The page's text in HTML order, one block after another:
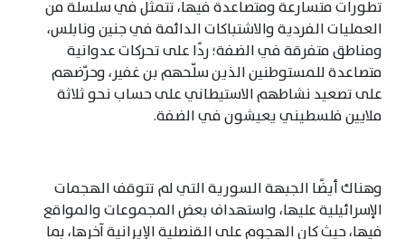
تطورات متسارعة ومتصاعدة فيها، تتمثل في سلسلة من
العمليات الفردية والاشتباكات الدائمة في جنين ونابلس،
ومناطق متفرقة في الضفة؛ ردًا على تحركات عدوانية
متصاعدة للمستوطنين الذين سلّحهم بن غفير، وحرّضهم
على تصعيد نشاطهم الاستيطاني على حساب نحو ثلاثة
ملايين فلسطيني يعيشون في الضفة.
وهناك أيضًا الجبهة السورية التي لم تتوقف الهجمات
الإسرائيلية عليها، واستهداف بعض المجموعات والمواقع
فيها، حيث كان الهجوم على القنصلية الإيرانية آخرها، بما